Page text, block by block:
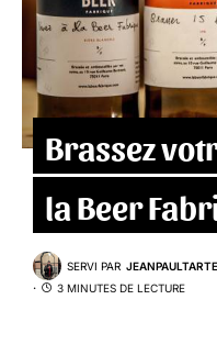
Brassez
la Beer
SERVI PAR JEANPAULTARTE
3 MINUTES DE LECTURE